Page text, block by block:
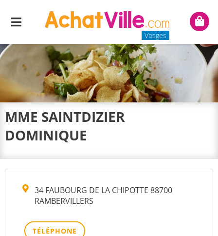
Menu
Vosges
Mon
MME SAINTDIZIER
DOMINIQUE
34 FAUBOURG DE LA CHIPOTTE 88700
RAMBERVILLERS
TÉLÉPHONE